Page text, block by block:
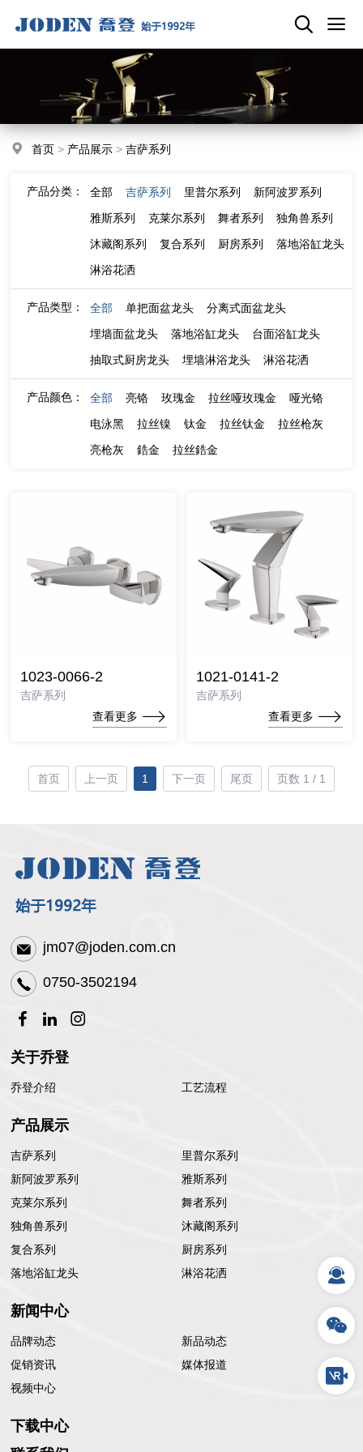
首页 > 产品展示 >吉萨系列
产品分类： 全部 吉萨系列 里普尔系列
新阿波罗系列
雅斯系列
克莱尔系列 舞者系列
独角兽系列
沐藏阁系列
复合系列 厨房系列
落地浴缸龙头
淋浴花洒
产品类型： 全部 单把面盆龙头
分离式面盆龙头
埋墙面盆龙头
落地浴缸龙头
台面浴缸龙头
抽取式厨房龙头
埋墙淋浴龙头 淋浴花洒
产品颜色： 全部 亮铬 玫瑰金 拉丝哑玫瑰金
哑光铬
电泳黑
拉丝镍 钛金 拉丝钛金
拉丝枪灰
亮枪灰
鋯金 拉丝鋯金
1023-0066-2
吉萨系列
查看更多
1021-0141-2
吉萨系列
查看更多
首页 上一页 1 下一页 尾页 页数 1 / 1
jm07@joden.com.cn
0750-3502194
关于乔登
乔登介绍 工艺流程
产品展示
吉萨系列
里普尔系列
新阿波罗系列
雅斯系列
克莱尔系列
舞者系列
独角兽系列
沐藏阁系列
复合系列
厨房系列
落地浴缸龙头
淋浴花洒
新闻中心
品牌动态
新品动态
促销资讯
媒体报道
视频中心
下载中心